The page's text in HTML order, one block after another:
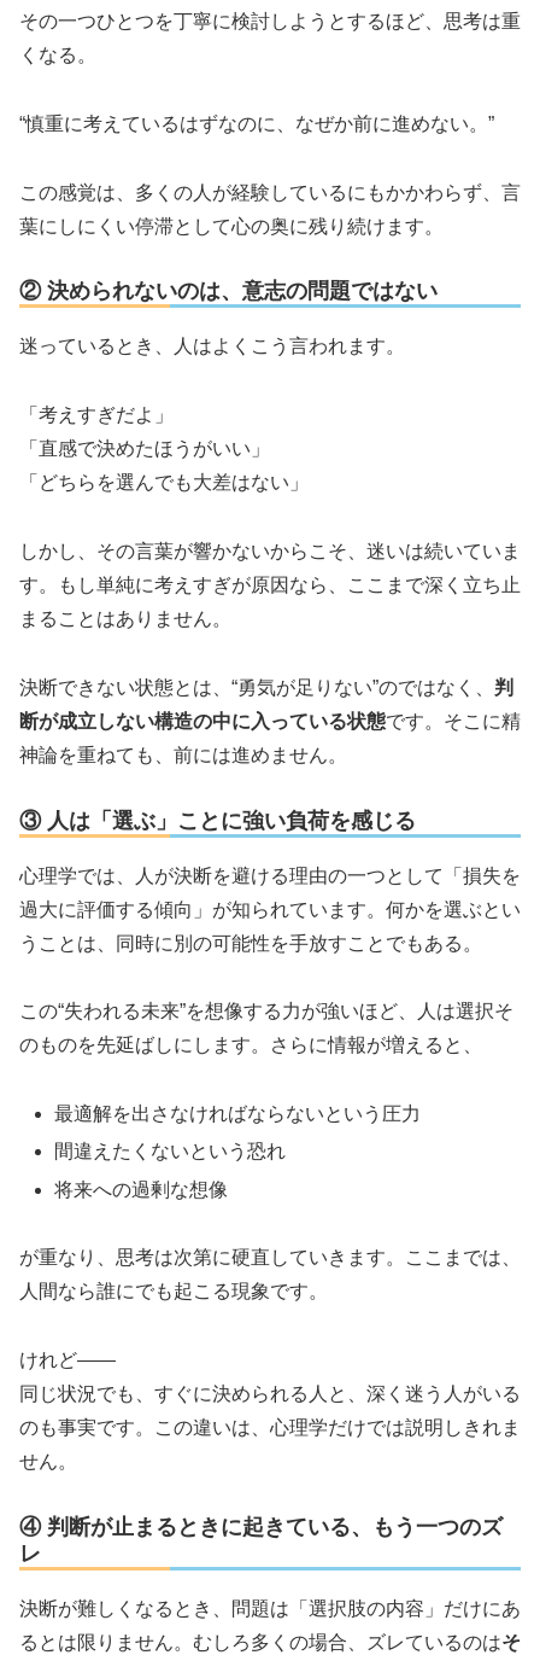
その一つひとつを丁寧に検討しようとするほど、思考は重
くなる。
“慎重に考えているはずなのに、なぜか前に進めない。”
この感覚は、多くの人が経験しているにもかかわらず、言
葉にしにくい停滞として心の奥に残り続けます。
② 決められないのは、意志の問題ではない
迷っているとき、人はよくこう言われます。
「考えすぎだよ」
「直感で決めたほうがいい」
「どちらを選んでも大差はない」
しかし、その言葉が響かないからこそ、迷いは続いていま
す。もし単純に考えすぎが原因なら、ここまで深く立ち止
まることはありません。
決断できない状態とは、“勇気が足りない”のではなく、 判
断が成立しない構造の中に入っている状態です。そこに精
神論を重ねても、前には進めません。
③ 人は「選ぶ」ことに強い負荷を感じる
心理学では、人が決断を避ける理由の一つとして「損失を
過大に評価する傾向」が知られています。何かを選ぶとい
うことは、同時に別の可能性を手放すことでもある。
この“失われる未来”を想像する力が強いほど、人は選択そ
のものを先延ばしにします。さらに情報が増えると、
最適解を出さなければならないという圧力
間違えたくないという恐れ
将来への過剰な想像
が重なり、思考は次第に硬直していきます。ここまでは、
人間なら誰にでも起こる現象です。
けれど——
同じ状況でも、すぐに決められる人と、深く迷う人がいる
のも事実です。この違いは、心理学だけでは説明しきれま
せん。
④ 判断が止まるときに起きている、もう一つのズ
レ
決断が難しくなるとき、問題は「選択肢の内容」だけにあ
るとは限りません。むしろ多くの場合、ズレているのはそ